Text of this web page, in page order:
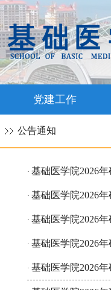
党建工作
公告通知
· 基础医学院2026
· 基础医学院2026
· 基础医学院2026
· 基础医学院2026
· 基础医学院2026